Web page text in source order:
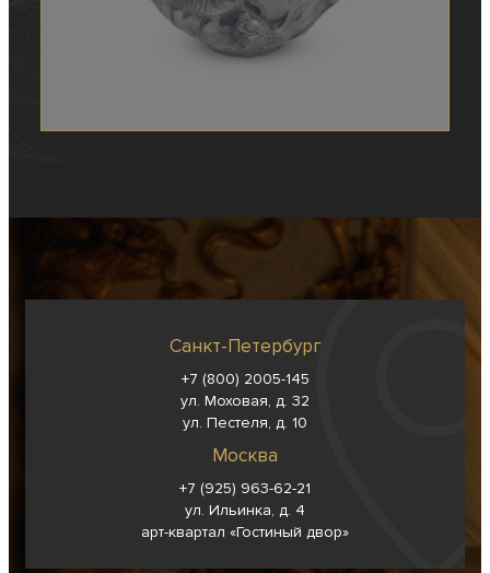
Санкт-Петербург
+7 (800) 2005-145
ул. Моховая, д. 32
ул. Пестеля, д. 10
Москва
+7 (925) 963-62-21
ул. Ильинка, д. 4
арт-квартал «Гостиный двор»